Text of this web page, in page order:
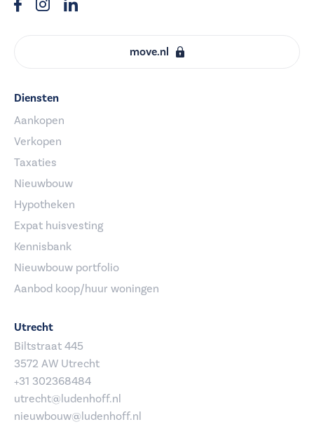
move.nl
Diensten
Aankopen
Verkopen
Taxaties
Nieuwbouw
Hypotheken
Expat huisvesting
Kennisbank
Nieuwbouw portfolio
Aanbod koop/huur woningen
Utrecht
Biltstraat 445
3572 AW Utrecht
+31 302368484
utrecht@ludenhoff.nl
nieuwbouw@ludenhoff.nl